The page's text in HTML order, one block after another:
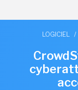
LOGICIEL /